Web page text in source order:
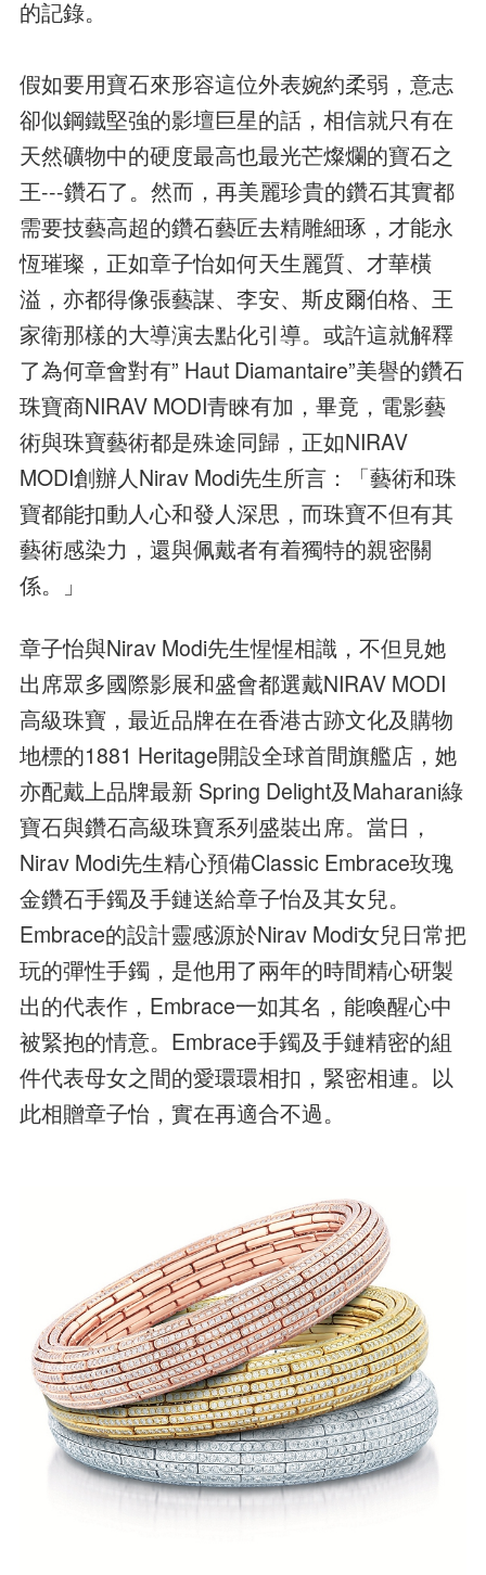
的記錄。
假如要用寶石來形容這位外表婉約柔弱，意志
卻似鋼鐵堅強的影壇巨星的話，相信就只有在
天然礦物中的硬度最高也最光芒燦爛的寶石之
王---鑽石了。然而，再美麗珍貴的鑽石其實都
需要技藝高超的鑽石藝匠去精雕細琢，才能永
恆璀璨，正如章子怡如何天生麗質、才華橫
溢，亦都得像張藝謀、李安、斯皮爾伯格、王
家衛那樣的大導演去點化引導。或許這就解釋
了為何章會對有” Haut Diamantaire”美譽的鑽石
珠寶商NIRAV MODI青睞有加，畢竟，電影藝
術與珠寶藝術都是殊途同歸，正如NIRAV
MODI創辦人Nirav Modi先生所言：「藝術和珠
寶都能扣動人心和發人深思，而珠寶不但有其
藝術感染力，還與佩戴者有着獨特的親密關
係。」
章子怡與Nirav Modi先生惺惺相識，不但見她
出席眾多國際影展和盛會都選戴NIRAV MODI
高級珠寶，最近品牌在在香港古跡文化及購物
地標的1881 Heritage開設全球首間旗艦店，她
亦配戴上品牌最新 Spring Delight及Maharani綠
寶石與鑽石高級珠寶系列盛裝出席。當日，
Nirav Modi先生精心預備Classic Embrace玫瑰
金鑽石手鐲及手鏈送給章子怡及其女兒。
Embrace的設計靈感源於Nirav Modi女兒日常把
玩的彈性手鐲，是他用了兩年的時間精心研製
出的代表作，Embrace一如其名，能喚醒心中
被緊抱的情意。Embrace手鐲及手鏈精密的組
件代表母女之間的愛環環相扣，緊密相連。以
此相贈章子怡，實在再適合不過。